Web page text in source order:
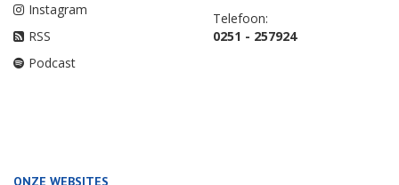
Instagram
RSS
Podcast
Telefoon:
0251 - 257924
ONZE WEBSITES